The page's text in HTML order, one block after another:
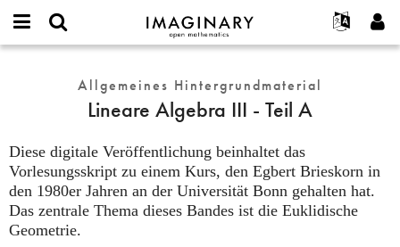
IMAGINARY
open
Français
Deutsch
Español
Türkçe
Programme
Galerien
Hands-on
Filme
Texte
Projekte
Mitmachen
Neues Benutzerkonto erstellen
Teil
A
Allgemeines Hintergrundmaterial
Lineare Algebra III - Teil A
Diese digitale Veröffentlichung beinhaltet das
Vorlesungsskript zu einem Kurs, den Egbert Brieskorn in
den 1980er Jahren an der Universität Bonn gehalten hat.
Das zentrale Thema dieses Bandes ist die Euklidische
Geometrie.